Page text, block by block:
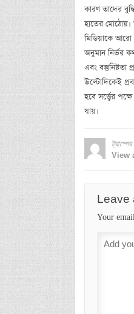
কারণ তাদের
হাতের মোঠোয়।
মিডিয়াকে আরো
অনুমান নির্ভর
এবং
উল্টোদিকেই
হবে সর্ত্ত্বের
যায়।
View
Leave
Your